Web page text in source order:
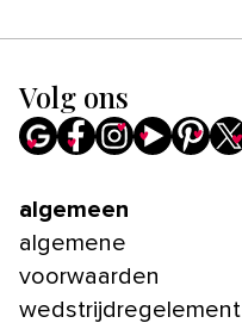
Volg ons
algemeen
algemene
voorwaarden
wedstrijdregelement